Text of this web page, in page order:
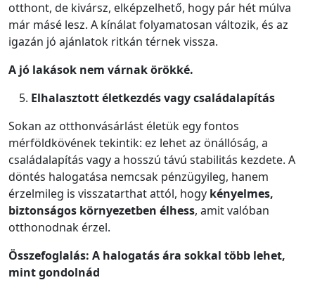
otthont, de kivársz, elképzelhető, hogy pár hét múlva
már másé lesz. A kínálat folyamatosan változik, és az
igazán jó ajánlatok ritkán térnek vissza.
A jó lakások nem várnak örökké.
Elhalasztott életkezdés vagy családalapítás
Sokan az otthonvásárlást életük egy fontos
mérföldkövének tekintik: ez lehet az önállóság, a
családalapítás vagy a hosszú távú stabilitás kezdete. A
döntés halogatása nemcsak pénzügyileg, hanem
érzelmileg is visszatarthat attól, hogy kényelmes,
biztonságos környezetben élhess, amit valóban
otthonodnak érzel.
Összefoglalás: A halogatás ára sokkal több lehet,
mint gondolnád